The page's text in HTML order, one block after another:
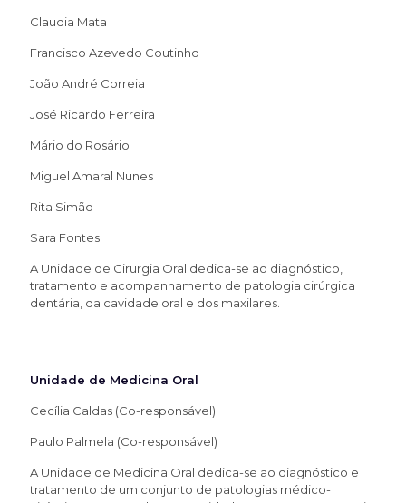
Claudia Mata
Francisco Azevedo Coutinho
João André Correia
José Ricardo Ferreira
Mário do Rosário
Miguel Amaral Nunes
Rita Simão
Sara Fontes
A Unidade de Cirurgia Oral dedica-se ao diagnóstico,
tratamento e acompanhamento de patologia cirúrgica
dentária, da cavidade oral e dos maxilares.
Unidade de Medicina Oral
Cecília Caldas (Co-responsável)
Paulo Palmela (Co-responsável)
A Unidade de Medicina Oral dedica-se ao diagnóstico e
tratamento de um conjunto de patologias médico-